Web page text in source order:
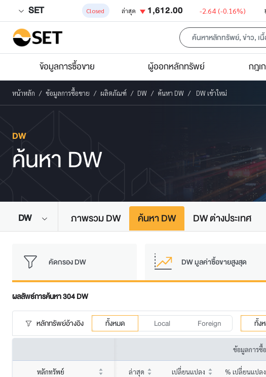
SET Closed ล่าสุด 1,612.00 -2.64 (-0.16%)
ข้อมูลการซื้อขาย ผู้ออกหลักทรัพย์ กฎเ
หน้าหลัก ข้อมูลการซื้อขาย ผลิตภัณฑ์ DW ค้นหา DW DW เข้าใหม่
DW
ค้นหา DW
DW ภาพรวม DW ค้นหา DW DW ต่างประเทศ
คัดกรอง DW DW มูลค่าซื้อขายสูงสุด
ผลลัพธ์การค้นหา 304 DW
หลักทรัพย์อ้างอิง ทั้งหมด Local Foreign ทั้ง
ข้อมูลการซื้
หลักทรัพย์ ล่าสุด เปลี่ยนแปลง % เปลี่ยนแปลง